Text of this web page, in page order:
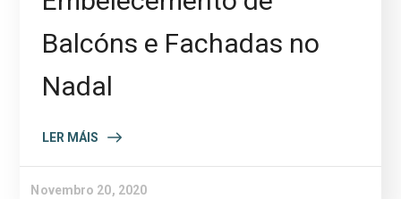
Balcóns e Fachadas no
Nadal
LER MÁIS
Novembro 20, 2020